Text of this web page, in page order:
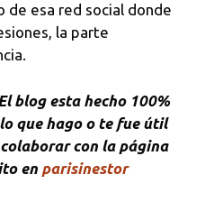
de esa red social donde
la parte
blog esta hecho 100%
que hago o te fue útil
con la página
en parisinestor